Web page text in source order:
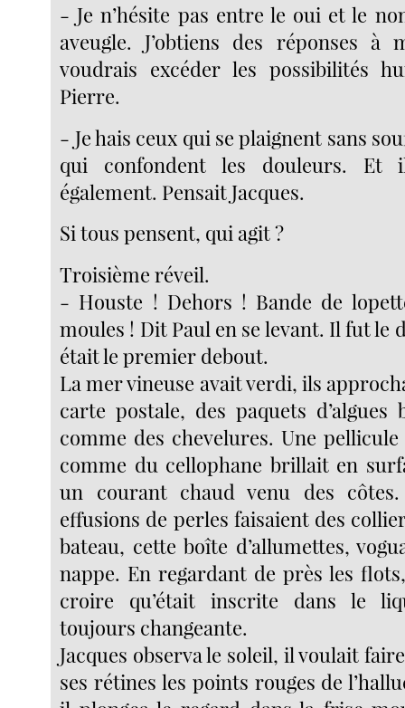
- Je n’hésite pas entre le oui et le
aveugle. J’obtiens des réponses à
voudrais excéder les possibilités
Pierre.
- Je hais ceux qui se plaignent sans
qui confondent les douleurs. Et
également. Pensait Jacques.
Si tous pensent, qui agit ?
Troisième réveil.
- Houste ! Dehors ! Bande de
moules ! Dit Paul en se levant. Il fut le
était le premier debout.
La mer vineuse avait verdi, ils
carte postale, des paquets
comme des chevelures. Une
comme du cellophane brillait en
un courant chaud venu des
effusions de perles faisaient des
bateau, cette boîte d’allumettes,
nappe. En regardant de près les
croire qu’était inscrite dans le
toujours changeante.
Jacques observa le soleil, il voulait
ses rétines les points rouges de